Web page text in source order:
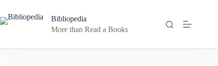
content
Bibliopedia
More than Read a Books